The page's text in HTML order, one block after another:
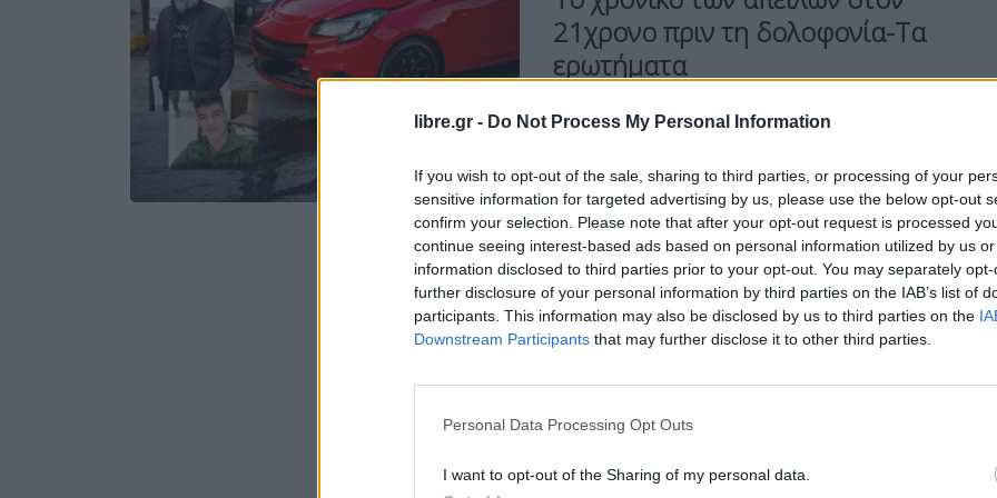
libre.gr - Do Not Process My Personal Information
If you wish to opt-out of the sale, sharing to third parties, or processing of your
sensitive information for targeted advertising by us, please use the below opt-out
confirm your selection. Please note that after your opt-out request is processed
continue seeing interest-based ads based on personal information utilized by us
information disclosed to third parties prior to your opt-out. You may separately
further disclosure of your personal information by third parties on the IAB’s list of
participants. This information may also be disclosed by us to third parties on the
Downstream Participants that may further disclose it to other third parties.
Personal Data Processing Opt Outs
I want to opt-out of the Sharing of my personal data.
21χρονο πριν τη δολοφονία-Τα
ερωτήματα
Η Συντακτική ομάδα του Libre
7 Μαΐου, 2026
Επιθέσεις, καταγγελίες για απειλές,
μηνύσεις για παραβίαση δικαστικής
απόφασης ήταν η σειρά των δραματικών
γεγονότων που βίωσε η οικογένεια του
άτυχου 21χρονου που δολοφονήθηκε εν
Αμμουδάρα Ηρακλείου. Ο Νικήτας
δολοφονήθηκε ανήμερα των γενεθλίων
του.